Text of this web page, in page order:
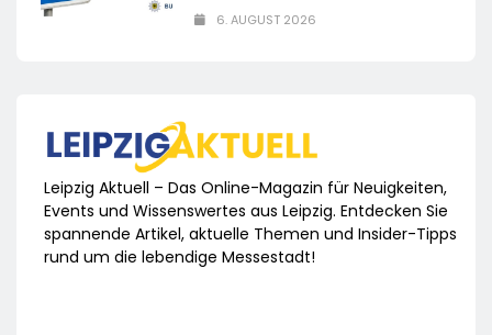
6. AUGUST 2026
Leipzig Aktuell – Das Online-Magazin für Neuigkeiten,
Events und Wissenswertes aus Leipzig. Entdecken Sie
spannende Artikel, aktuelle Themen und Insider-Tipps
rund um die lebendige Messestadt!